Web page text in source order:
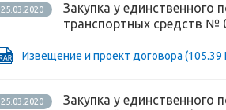
25.03.2020
Закупка у единственного
транспортных средств №
Извещение и проект договора (105.39
25.03.2020
Закупка у единственного